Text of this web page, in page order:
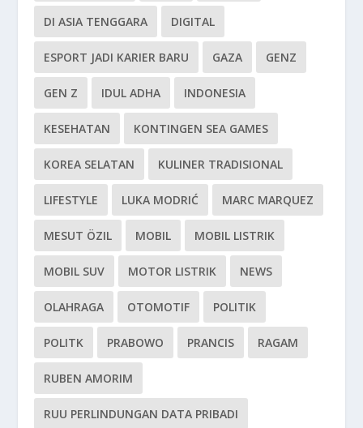
DI ASIA TENGGARA DIGITAL
ESPORT JADI KARIER BARU GAZA GENZ
GEN Z IDUL ADHA INDONESIA
KESEHATAN KONTINGEN SEA GAMES
KOREA SELATAN KULINER TRADISIONAL
LIFESTYLE LUKA MODRIĆ MARC MARQUEZ
MESUT ÖZIL MOBIL MOBIL LISTRIK
MOBIL SUV MOTOR LISTRIK NEWS
OLAHRAGA OTOMOTIF POLITIK
POLITK PRABOWO PRANCIS RAGAM
RUBEN AMORIM
RUU PERLINDUNGAN DATA PRIBADI